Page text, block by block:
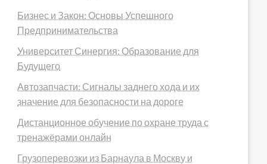
Бизнес и Закон: Основы Успешного
Предпринимательства
Университет Синергия: Образование для
Будущего
Автозапчасти: Сигналы заднего хода и их
значение для безопасности на дороге
Дистанционное обучение по охране труда с
тренажёрами онлайн
Грузоперевозки из Барнаула в Москву и